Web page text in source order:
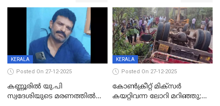
പത്തുപേരെ പുറത്താക്കി,
ചൊവ്വന്നൂരിലും നടപടി
KERALA
Posted On 27-12-2025
കണ്ണൂരിൽ യു.പി
സ്വദേശിയുടെ മരണത്തിൽ
KERALA
Posted On 27-12-2025
കോണ്‍ക്രീറ്റ് മിക്‌സര്‍
കയറ്റിവന്ന ലോറി മറിഞ്ഞു;